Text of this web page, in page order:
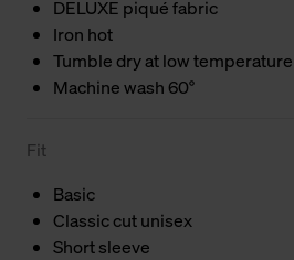
DELUXE piqué fabric
Iron hot
Tumble dry at low temperature
Machine wash 60°
Fit
Basic
Classic cut unisex
Short sleeve